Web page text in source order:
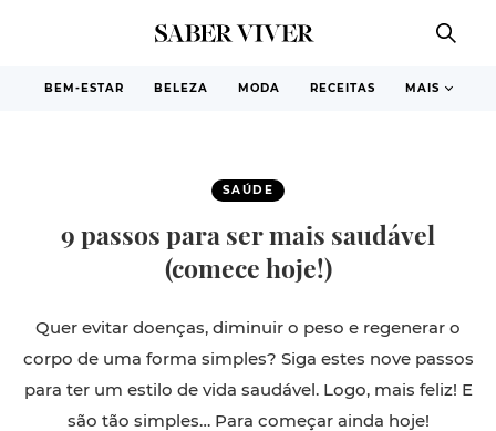
BEM-ESTAR BELEZA MODA RECEITAS MAIS
SAÚDE
9 passos para ser mais saudável
(comece hoje!)
Quer evitar doenças, diminuir o peso e regenerar o
corpo de uma forma simples? Siga estes nove passos
para ter um estilo de vida saudável. Logo, mais feliz! E
são tão simples… Para começar ainda hoje!